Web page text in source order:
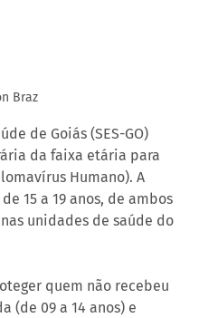
Braz
de Goiás (SES-GO)
da faixa etária para
Humano). A
15 a 19 anos, de ambos
unidades de saúde do
quem não recebeu
(de 09 a 14 anos) e